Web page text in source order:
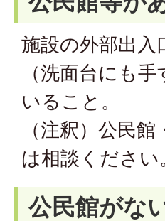
施設の外部出入
（洗面台にも
いること。
（注釈）公民
は相談ください
公民館がな